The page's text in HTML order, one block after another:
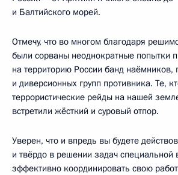
и Балтийского морей.
Отмечу, что во многом благодаря
были сорваны неоднократные попытки
на территорию России банд наёмников,
и диверсионных групп противника. Те,
террористические рейды на нашей
встретили жёсткий и суровый отпор.
Уверен, что и впредь вы будете
и твёрдо в решении задач специальной
эффективно координировать свою